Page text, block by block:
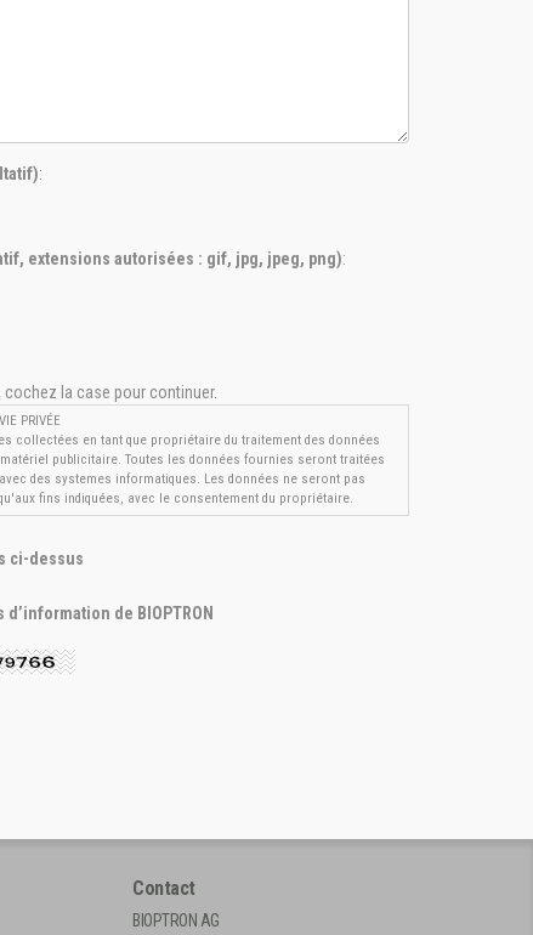
:
extensions autorisées : gif, jpg, jpeg, png):
la case pour continuer.
PRIVÉE
collectées en tant que propriétaire du traitement des données
publicitaire. Toutes les données fournies seront traitées
des systemes informatiques. Les données ne seront pas
fins indiquées, avec le consentement du propriétaire.
ci-dessus
de BIOPTRON
Contact
BIOPTRON AG